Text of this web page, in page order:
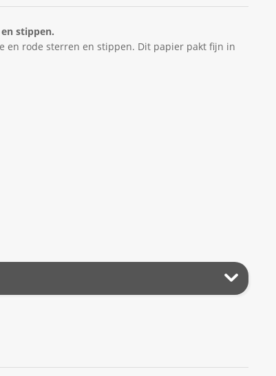
stippen.
en rode sterren en stippen. Dit papier pakt fijn in